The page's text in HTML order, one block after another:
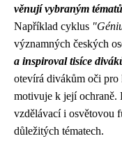
věnují vybraným
Například cyklus
významných českých
a inspiroval tisíce
otevírá divákům oči pro
motivuje k její ochraně.
vzdělávací i osvětovou
důležitých tématech.